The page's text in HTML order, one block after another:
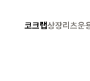
코크랩상장리츠운